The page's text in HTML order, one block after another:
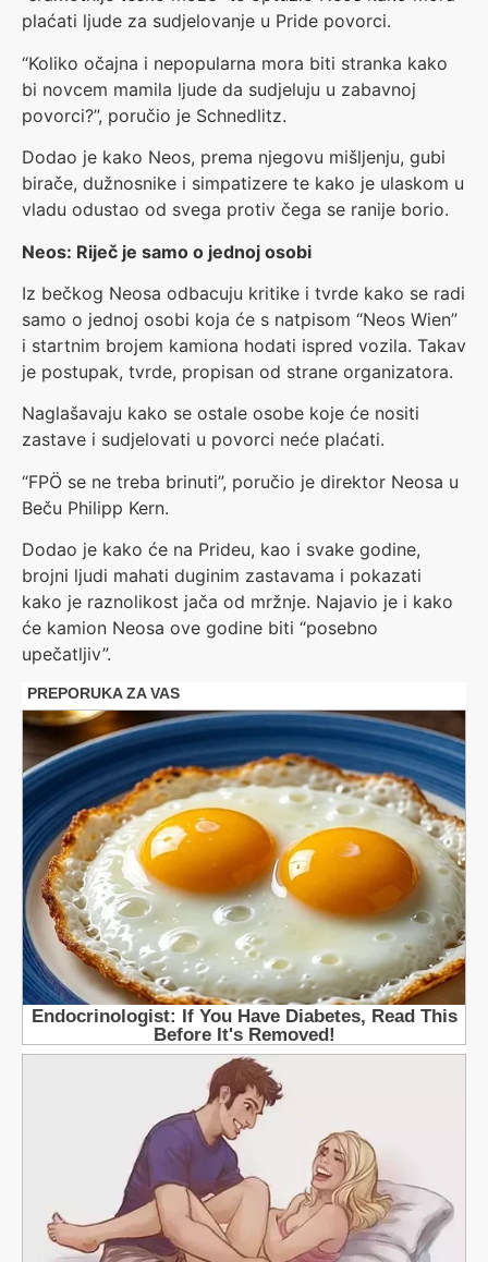
plaćati ljude za sudjelovanje u Pride povorci.
“Koliko očajna i nepopularna mora biti stranka kako
bi novcem mamila ljude da sudjeluju u zabavnoj
povorci?”, poručio je Schnedlitz.
Dodao je kako Neos, prema njegovu mišljenju, gubi
birače, dužnosnike i simpatizere te kako je ulaskom u
vladu odustao od svega protiv čega se ranije borio.
Neos: Riječ je samo o jednoj osobi
Iz bečkog Neosa odbacuju kritike i tvrde kako se radi
samo o jednoj osobi koja će s natpisom “Neos Wien”
i startnim brojem kamiona hodati ispred vozila. Takav
je postupak, tvrde, propisan od strane organizatora.
Naglašavaju kako se ostale osobe koje će nositi
zastave i sudjelovati u povorci neće plaćati.
“FPÖ se ne treba brinuti”, poručio je direktor Neosa u
Beču Philipp Kern.
Dodao je kako će na Prideu, kao i svake godine,
brojni ljudi mahati duginim zastavama i pokazati
kako je raznolikost jača od mržnje. Najavio je i kako
će kamion Neosa ove godine biti “posebno
upečatljiv”.